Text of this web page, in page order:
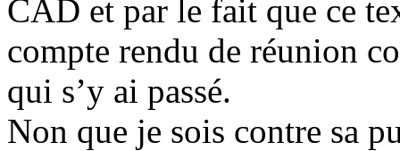
CAD et par le fait que ce
compte rendu de réunion
qui s’y ai passé.
Non que je sois contre sa